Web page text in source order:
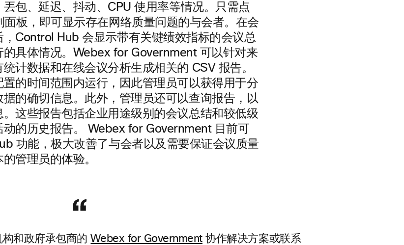
包、延迟、抖动、CPU 使用率等情况。只需点
板，即可显示存在网络质量问题的与会者。在会
Control Hub 会显示带有关键绩效指标的会议总
的具体情况。Webex for Government 可以针对来
计数据和在线会议分析生成相关的 CSV 报告。
的时间范围内运行，因此管理员可以获得用于分
的确切信息。此外，管理员还可以查询报告，以
这些报告包括企业用途级别的会议总结和较低级
的历史报告。​ Webex for Government 目前可
功能，极大改善了与会者以及需要保证会议质量
管理员的体验。
构和政府承包商的Webex for Government协作解决方案或联系